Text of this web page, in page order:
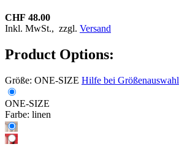
CHF 48.00
Inkl. MwSt., zzgl. Versand
Product Options:
Größe: ONE-SIZE Hilfe bei Größenauswahl
ONE-SIZE
Farbe: linen